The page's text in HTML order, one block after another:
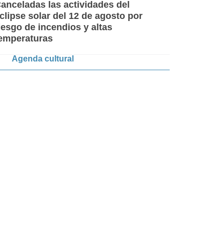
las actividades del
solar del 12 de agosto por
de incendios y altas
Agenda cultural